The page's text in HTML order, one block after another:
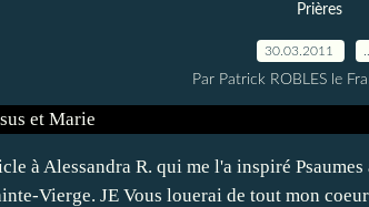
Prières
30.03.2011
Par Patrick ROBLES le
à Alessandra R. qui me l'a inspiré
Vierge. JE Vous louerai de tout mon